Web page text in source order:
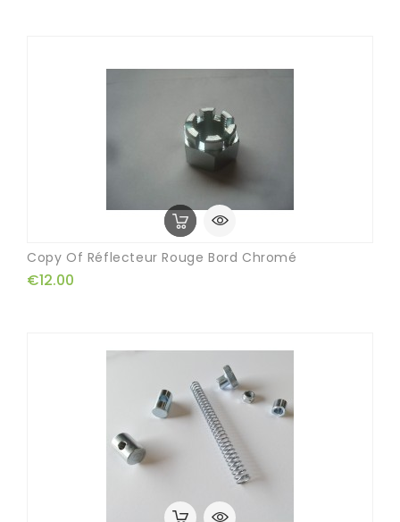
Copy Of Réflecteur Rouge Bord Chromé
€12.00